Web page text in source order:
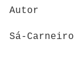
Autor
Sá-